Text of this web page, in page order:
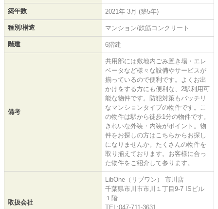
築年数 2021年 3月 (築5年)
種別/構造 マンション/鉄筋コンクリート
階建 6階建
備考
共用部には敷地内ごみ置き場・エレ
ベータなど様々な設備やサービスが
揃っているので便利です。よくお出
かけをする方にも便利な、2駅利用可
能な物件です。防犯対策もバッチリ
なマンションタイプの物件です。こ
の物件は駅から徒歩1分の物件です。
きれいな外装・内装がポイント。物
件をお探しの方はこちらからお探し
になりませんか。たくさんの物件を
取り揃えております。お客様に合っ
た物件をご紹介して参ります。
取扱会社
LibOne（リブワン） 市川店
千葉県市川市市川１丁目9-7 ISビル
１階
TEL:047-711-3631